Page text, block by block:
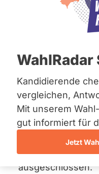
Bremen
Hamburg
Nordrhein-
Saarland
Sachsen
Sachsen-
Sachsen-
Schleswig-
Thüringen
Archiv
Kandidierende
vergleichen,
Mit unserem
gut informiert für
Jetzt
Ukraine
Der
und FDP
Angriffskrieg auf
auf diesen
Ukraine. Hierzu
schwerer Waffen
ausgeschlossen.